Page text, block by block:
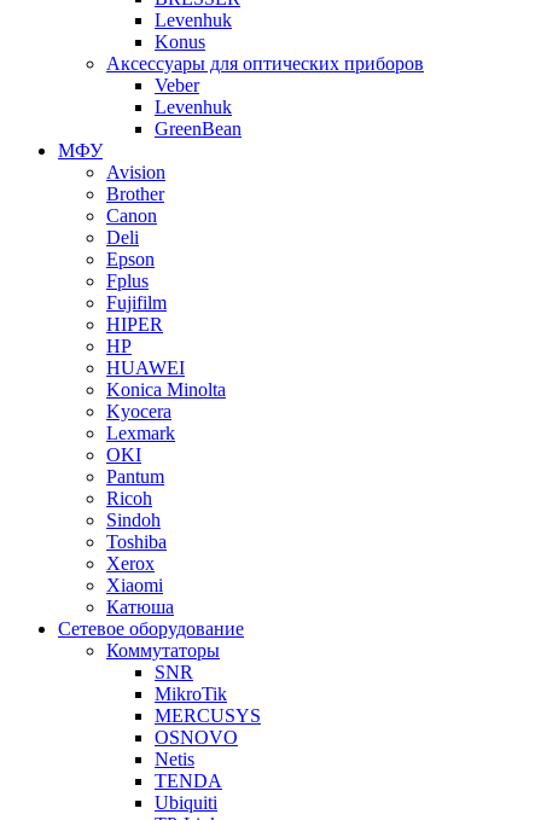
Levenhuk
Konus
Аксессуары для оптических приборов
Veber
Levenhuk
GreenBean
МФУ
Avision
Brother
Canon
Deli
Epson
Fplus
Fujifilm
HIPER
HP
HUAWEI
Konica Minolta
Kyocera
Lexmark
OKI
Pantum
Ricoh
Sindoh
Toshiba
Xerox
Xiaomi
Катюша
Сетевое оборудование
Коммутаторы
SNR
MikroTik
MERCUSYS
OSNOVO
Netis
TENDA
Ubiquiti